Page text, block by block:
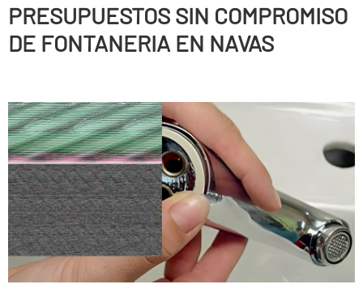
PRESUPUESTOS SIN COMPROMISO
DE FONTANERIA EN NAVAS